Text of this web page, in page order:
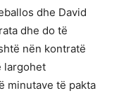
dhe David
dhe do të
nën kontratë
largohet
minutave të pakta